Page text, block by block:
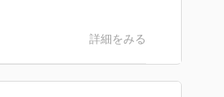
詳細をみる